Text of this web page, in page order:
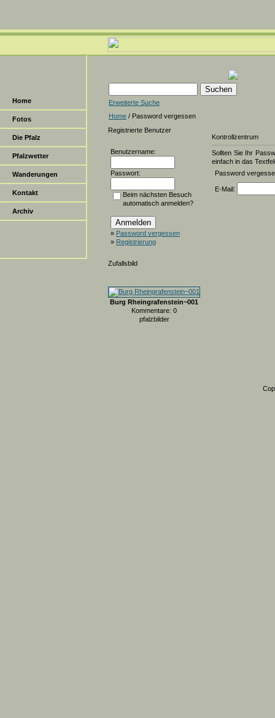
Home
Fotos
Die Pfalz
Pfalzwetter
Wanderungen
Kontakt
Archiv
Erweiterte Suche
Home / Password vergessen
Registrierte Benutzer
Benutzername:
Passwort:
Beim nächsten Besuch
automatisch anmelden?
» Password vergessen
» Registrierung
Zufallsbild
Burg Rheingrafenstein~001
Kommentare: 0
pfalzbilder
Kontrollzentrum
Sollten Sie Ihr
einfach in das
Password
E-Mail: